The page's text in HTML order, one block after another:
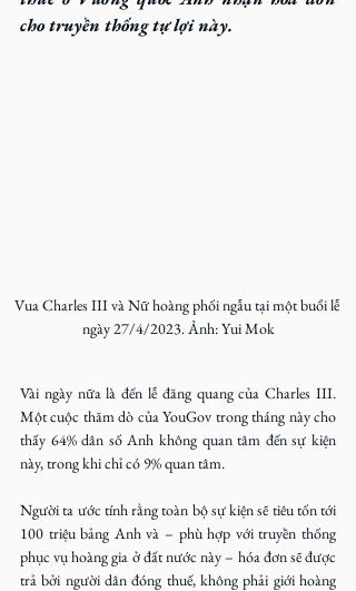
cho truyền thống tự lợi này.
Vua Charles III và Nữ hoàng phối ngẫu tại một buổi lễ
ngày 27/4/2023. Ảnh: Yui Mok
Vài ngày nữa là đến lễ đăng quang của Charles III.
Một cuộc thăm dò của YouGov trong tháng này cho
thấy 64% dân số Anh không quan tâm đến sự kiện
này, trong khi chỉ có 9% quan tâm.
Người ta ước tính rằng toàn bộ sự kiện sẽ tiêu tốn tới
100 triệu bảng Anh và – phù hợp với truyền thống
phục vụ hoàng gia ở đất nước này – hóa đơn sẽ được
trả bởi người dân đóng thuế, không phải giới hoàng